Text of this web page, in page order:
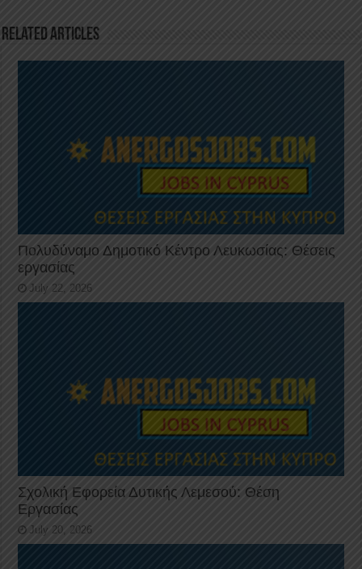
o
k
Related Articles
Πολυδύναμο Δημοτικό Κέντρο Λευκωσίας: Θέσεις
εργασίας
July 22, 2026
Σχολική Εφορεία Δυτικής Λεμεσού: Θέση
Εργασίας
July 20, 2026